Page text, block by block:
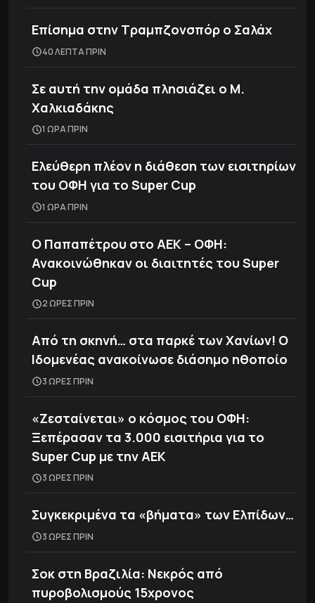
Επίσημα στην Τραμπζονσπόρ o Σαλάχ
40 ΛΕΠΤΑ ΠΡΙΝ
Σε αυτή την ομάδα πλησιάζει ο Μ.
Χαλκιαδάκης
1 ΩΡΑ ΠΡΙΝ
Ελεύθερη πλέον η διάθεση των εισιτηρίων
του ΟΦΗ για το Super Cup
1 ΩΡΑ ΠΡΙΝ
Ο Παπαπέτρου στο ΑΕΚ – ΟΦΗ:
Ανακοινώθηκαν οι διαιτητές του Super
Cup
2 ΩΡΕΣ ΠΡΙΝ
Από τη σκηνή… στα παρκέ των Χανίων! Ο
Ιδομενέας ανακοίνωσε διάσημο ηθοποίο
3 ΩΡΕΣ ΠΡΙΝ
«Ζεσταίνεται» ο κόσμος του ΟΦΗ:
Ξεπέρασαν τα 3.000 εισιτήρια για το
Super Cup με την ΑΕΚ
3 ΩΡΕΣ ΠΡΙΝ
Συγκεκριμένα τα «βήματα» των Ελπίδων…
3 ΩΡΕΣ ΠΡΙΝ
Σοκ στη Βραζιλία: Νεκρός από
πυροβολισμούς 15χρονος